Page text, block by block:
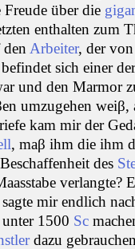
über die
enthalten zum
Arbeiter, der
sich einer
und den Marmor
umzugehen
kam mir der
, maβ ihm die ihm
des
verlangte?
mir endlich
1500 Sc
dazu